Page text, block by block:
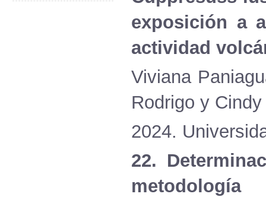
exposición a
actividad
Viviana
Rodrigo y Cindy
2024.
22.